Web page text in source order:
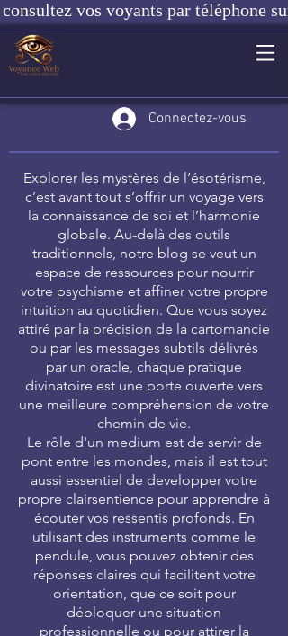
consultez vos voyants par téléphone
Connectez-vous
Explorer les mystères de l’ésotérisme,
c’est avant tout s’offrir un voyage vers
la connaissance de soi et l’harmonie
globale. Au-delà des outils
traditionnels, notre blog se veut un
espace de ressources pour nourrir
votre psychisme et affiner votre propre
intuition au quotidien. Que vous soyez
attiré par la précision de la cartomancie
ou par les messages subtils délivrés
par un oracle, chaque pratique
divinatoire est une porte ouverte vers
une meilleure compréhension de votre
chemin de vie.
Le rôle d'un medium est de servir de
pont entre les mondes, mais il est tout
aussi essentiel de developper votre
propre clairsentience pour apprendre à
écouter vos ressentis profonds. En
utilisant des instruments comme le
pendule, vous pouvez obtenir des
réponses claires qui facilitent votre
orientation, que ce soit pour
débloquer une situation
professionnelle ou pour attirer la